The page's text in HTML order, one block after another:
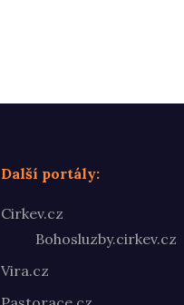
Další portály:
Cirkev.cz
Bohosluzby.cirkev.cz
Vira.cz